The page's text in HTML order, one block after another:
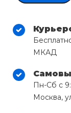
МКАД
Пн-Сб с
Москва,